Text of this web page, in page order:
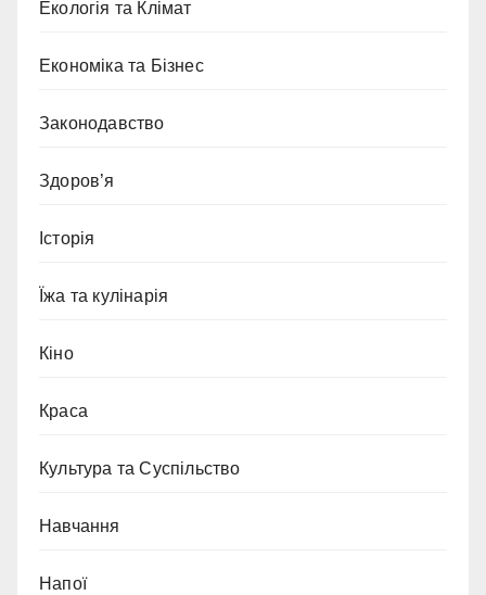
Екологія та Клімат
Економіка та Бізнес
Законодавство
Здоров’я
Історія
Їжа та кулінарія
Кіно
Краса
Культура та Суспільство
Навчання
Напої